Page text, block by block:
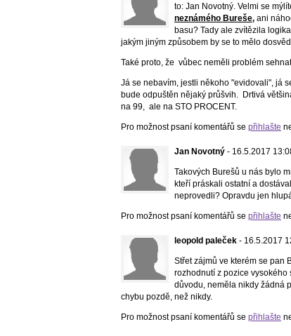
to: Jan Novotný. Velmi se
neznámého Bureše, ani
basu? Tady ale zvítězila
jakým jiným způsobem by se to mělo
Také proto, že vůbec neměli problém
Já se nebavím, jestli někoho "evidovali", já
bude odpuštěn nějaký průšvih. Drtivá
na 99, ale na STO PROCENT.
Pro možnost psaní komentářů se přihlašte
Jan Novotný - 16.5.2017
Takových Burešů u nás bylo
kteří práskali ostatní a
neprovedli? Opravdu jen
Pro možnost psaní komentářů se přihlašte
leopold paleček - 16.5.2017
Střet zájmů ve kterém se pan
rozhodnutí z pozice
důvodu, neměla nikdy žádná
chybu pozdě, než nikdy.
Pro možnost psaní komentářů se přihlašte